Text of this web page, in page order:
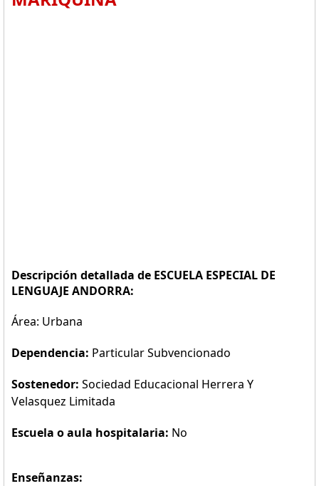
Descripción detallada de ESCUELA ESPECIAL DE
LENGUAJE ANDORRA:
Área: Urbana
Dependencia: Particular Subvencionado
Sostenedor: Sociedad Educacional Herrera Y
Velasquez Limitada
Escuela o aula hospitalaria: No
Enseñanzas: